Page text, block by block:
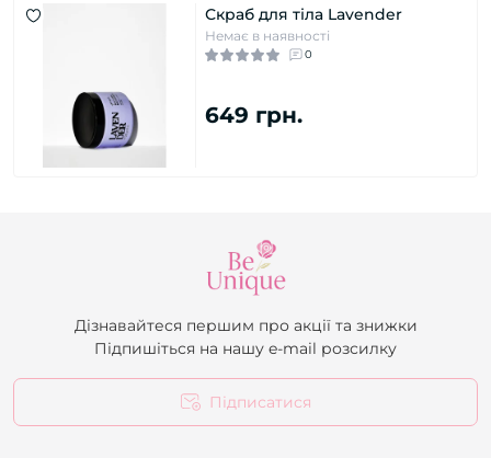
Скраб для тіла Lavender
Немає в наявності
0
649 грн.
Дізнавайтеся першим про акції та знижки
Підпишіться на нашу e-mail розсилку
Підписатися